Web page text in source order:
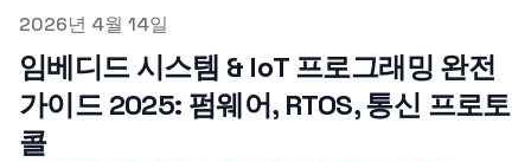
Published on
2026년 4월 14일
임베디드 시스템 & IoT 프로그래밍 완전
가이드 2025: 펌웨어, RTOS, 통신 프로토
콜